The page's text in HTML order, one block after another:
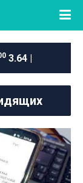
3.64 |